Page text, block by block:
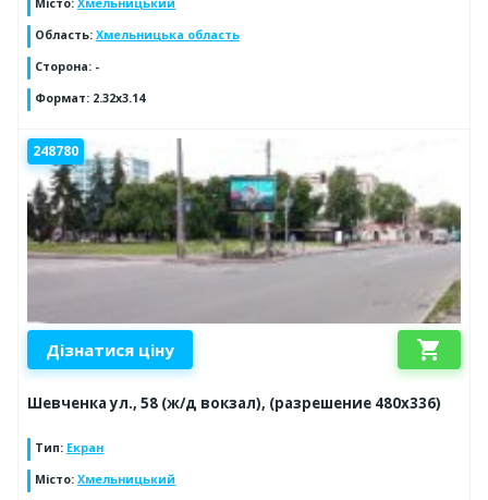
Місто: Хмельницький
Область: Хмельницька область
Сторона: -
Формат: 2.32x3.14
248780
Дізнатися ціну shopping_cart
Шевченка ул., 58 (ж/д вокзал), (разрешение 480х336)
Тип: Екран
Місто: Хмельницький